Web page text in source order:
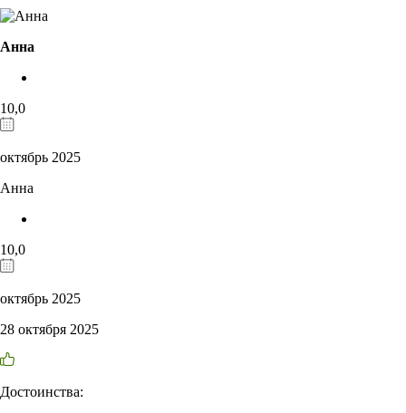
Анна
10,0
октябрь 2025
Анна
10,0
октябрь 2025
28 октября 2025
Достоинства: